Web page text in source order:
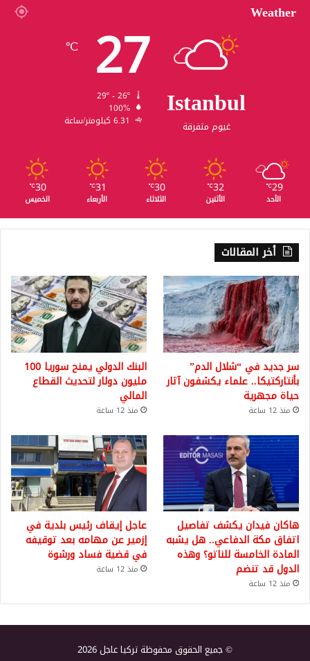
Weather
Istanbul
غيوم متفرقة
27
℃
100%
6.31 كيلومتر/ساعة
29
℃
الأحد
32
℃
الأثنين
30
℃
الثلاثاء
31
℃
الأربعاء
30
℃
الخميس
أخر المقالات
سر جديد في “شلال الدم”
بأنتاركتيكا.. علماء يكشفون آثار
حياة مجهرية
منذ 12 ساعة
البنك الدولي يمنح سوريا 100
مليون دولار لتحديث القطاع
المالي
منذ 12 ساعة
هاكان فيدان يكشف تفاصيل
اتفاق مكة الدفاعي.. هل يشبه
المادة الخامسة للناتو؟ وهذه
الدول قد تنضم
منذ 12 ساعة
عاجل إيقاف رئيس بلدية في
إزمير عن مهامه بعد توقيفه
في قضية فساد ورشوة
منذ 12 ساعة
© جميع الحقوق محفوظة تركيا عاجل 2026